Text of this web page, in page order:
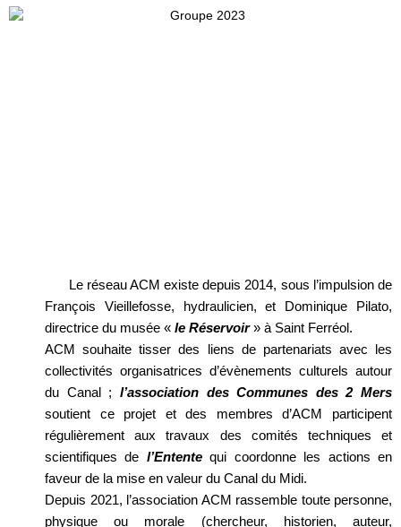
Le réseau ACM existe depuis 2014, sous l’impulsion de
François Vieillefosse, hydraulicien, et Dominique Pilato,
directrice du musée « le Réservoir» à Saint Ferréol.
ACM souhaite tisser des liens de partenariats avec les
collectivités organisatrices d’évènements culturels autour
du Canal ; l’association des Communes des 2 Mers
soutient ce projet et des membres d’ACM participent
régulièrement aux travaux des comités techniques et
scientifiques de l’Ententequi coordonne les actions en
faveur de la mise en valeur du Canal du Midi.
Depuis 2021, l’association ACM rassemble toute personne,
physique ou morale (chercheur, historien, auteur,